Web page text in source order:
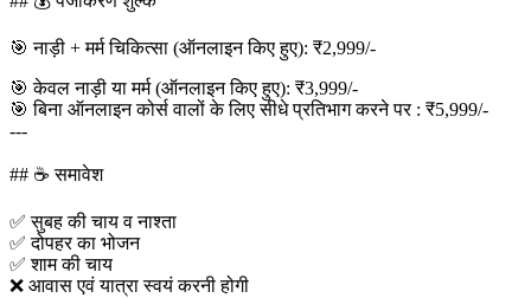
🎯 नाड़ी + मर्म चिकित्सा (ऑनलाइन किए हुए): ₹2,999/-
🎯 केवल नाड़ी या मर्म (ऑनलाइन किए हुए): ₹3,999/-
🎯 बिना ऑनलाइन कोर्स वालों के लिए सीधे प्रतिभाग करने पर : ₹5,999/-
---
## ☕ समावेश
✅ सुबह की चाय व नाश्ता
✅ दोपहर का भोजन
✅ शाम की चाय
❌ आवास एवं यात्रा स्वयं करनी होगी